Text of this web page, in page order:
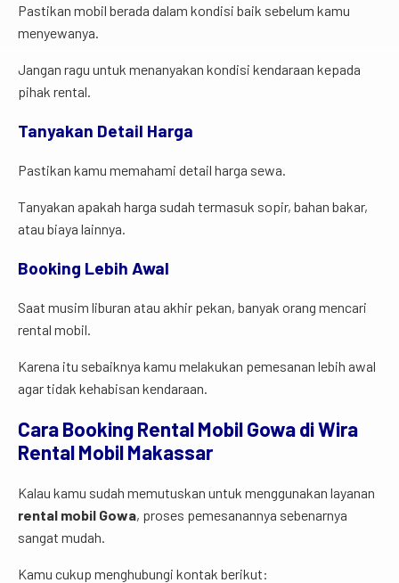
Pastikan mobil berada dalam kondisi baik sebelum kamu
menyewanya.
Jangan ragu untuk menanyakan kondisi kendaraan kepada
pihak rental.
Tanyakan Detail Harga
Pastikan kamu memahami detail harga sewa.
Tanyakan apakah harga sudah termasuk sopir, bahan bakar,
atau biaya lainnya.
Booking Lebih Awal
Saat musim liburan atau akhir pekan, banyak orang mencari
rental mobil.
Karena itu sebaiknya kamu melakukan pemesanan lebih awal
agar tidak kehabisan kendaraan.
CaraBookingRentalMobilGowadiWira
RentalMobilMakassar
Kalau kamu sudah memutuskan untuk menggunakan layanan
rental mobil Gowa, proses pemesanannya sebenarnya
sangat mudah.
Kamu cukup menghubungi kontak berikut: